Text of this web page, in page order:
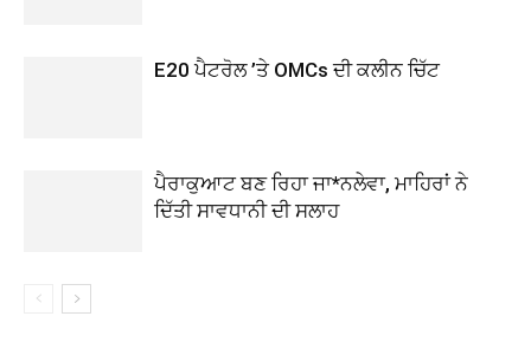
E20 ਪੈਟਰੋਲ ’ਤੇ OMCs ਦੀ ਕਲੀਨ ਚਿੱਟ
ਪੈਰਾਕੁਆਟ ਬਣ ਰਿਹਾ ਜਾ*ਨਲੇਵਾ, ਮਾਹਿਰਾਂ ਨੇ
ਦਿੱਤੀ ਸਾਵਧਾਨੀ ਦੀ ਸਲਾਹ